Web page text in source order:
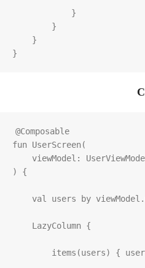
}
@Composable
fun UserScreen(
viewModel :
) {
val users by viewModel .
LazyColumn {
items (users) { user